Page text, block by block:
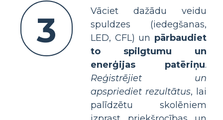
3
Vāciet dažādu veidu
spuldzes (iedegšanas,
LED, CFL) un pārbaudiet
to spilgtumu un
enerģijas patēriņu.
Reģistrējiet un
apspriediet rezultātus, lai
palīdzētu skolēniem